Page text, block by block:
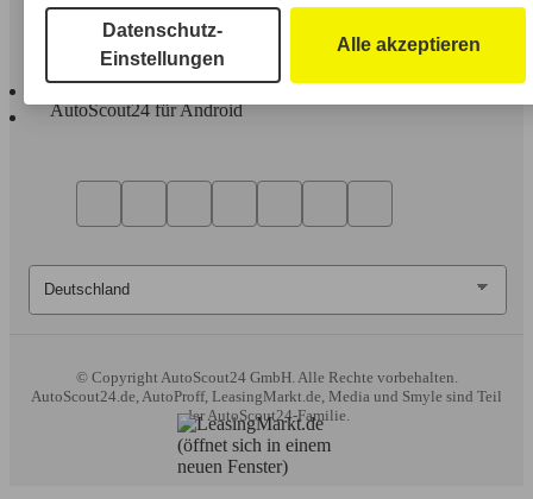
In Verbindung bleiben
AutoScout24 für iOS
AutoScout24 für Android
© Copyright AutoScout24 GmbH. Alle Rechte vorbehalten.
AutoScout24.de, AutoProff, LeasingMarkt.de, Media und Smyle sind Teil
der AutoScout24-Familie.
Datenschutz-
Einstellungen
Alle akzeptieren